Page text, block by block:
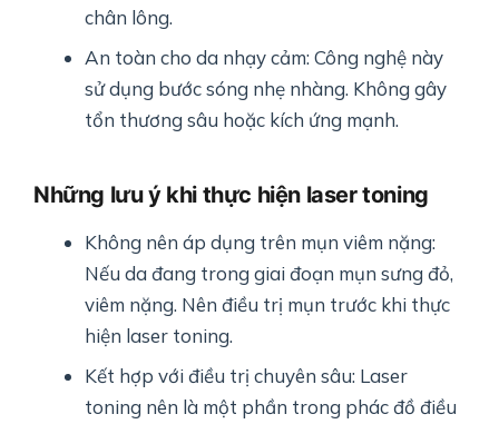
chân lông.
An toàn cho da nhạy cảm: Công nghệ này
sử dụng bước sóng nhẹ nhàng. Không gây
tổn thương sâu hoặc kích ứng mạnh.
Những lưu ý khi thực hiện laser toning
Không nên áp dụng trên mụn viêm nặng:
Nếu da đang trong giai đoạn mụn sưng đỏ,
viêm nặng. Nên điều trị mụn trước khi thực
hiện laser toning.
Kết hợp với điều trị chuyên sâu: Laser
toning nên là một phần trong phác đồ điều